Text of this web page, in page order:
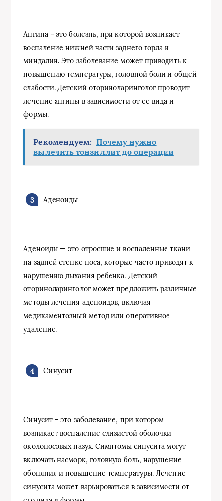
Ангина – это болезнь, при которой возникает
воспаление нижней части заднего горла и
миндалин. Это заболевание может приводить к
повышению температуры, головной боли и общей
слабости. Детский оториноларинголог проводит
лечение ангины в зависимости от ее вида и
формы.
Рекомендуем: Почему нужно
вылечить тонзиллит до операции
Аденоиды
Аденоиды — это отросшие и воспаленные ткани
на задней стенке носа, которые часто приводят к
нарушению дыхания ребенка. Детский
оториноларинголог может предложить различные
методы лечения аденоидов, включая
медикаментозный метод или оперативное
удаление.
Синусит
Синусит – это заболевание, при котором
возникает воспаление слизистой оболочки
околоносовых пазух. Симптомы синусита могут
включать насморк, головную боль, нарушение
обоняния и повышение температуры. Лечение
синусита может варьироваться в зависимости от